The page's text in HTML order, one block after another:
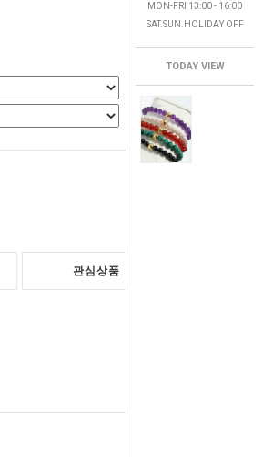
MON-FRI 13:00 - 16:00
SAT.SUN.HOLIDAY OFF
TODAY VIEW
관심상품